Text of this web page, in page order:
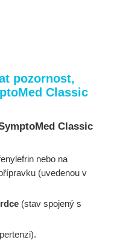
pozornost,
Classic
Classic
nebo na
(uvedenou v
(stav spojený s